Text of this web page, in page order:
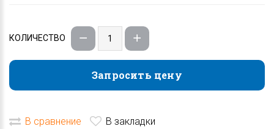
КОЛИЧЕСТВО
Запросить цену
Запросить цену
В сравнение В закладки